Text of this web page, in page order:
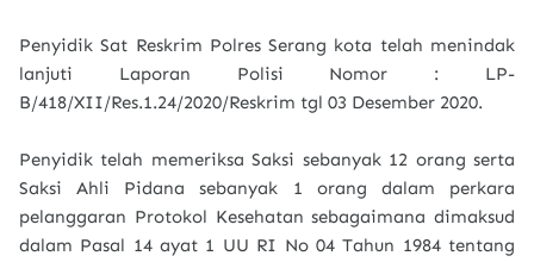
Penyidik Sat Reskrim Polres Serang kota telah menindak
lanjuti Laporan Polisi Nomor : LP-
B/418/XII/Res.1.24/2020/Reskrim tgl 03 Desember 2020.
Penyidik telah memeriksa Saksi sebanyak 12 orang serta
Saksi Ahli Pidana sebanyak 1 orang dalam perkara
pelanggaran Protokol Kesehatan sebagaimana dimaksud
dalam Pasal 14 ayat 1 UU RI No 04 Tahun 1984 tentang